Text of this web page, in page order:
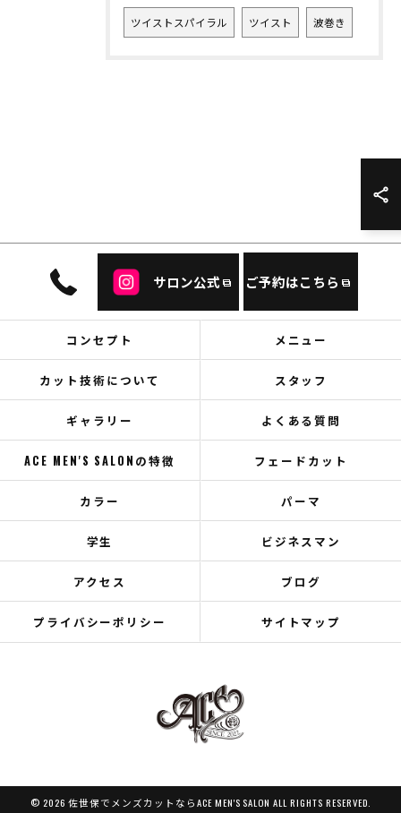
ツイストスパイラル ツイスト 波巻き
サロン公式 ご予約はこちら
コンセプト メニュー
カット技術について スタッフ
ギャラリー よくある質問
ACE MEN'S SALONの特徴 フェードカット
カラー パーマ
学生 ビジネスマン
アクセス ブログ
プライバシーポリシー サイトマップ
© 2026 佐世保でメンズカットならACE MEN'S SALON ALL RIGHTS RESERVED.